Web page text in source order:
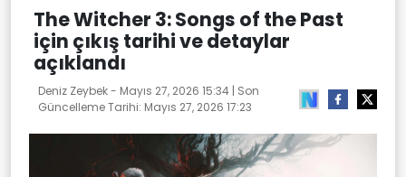
The Witcher 3: Songs of the Past
için çıkış tarihi ve detaylar
açıklandı
Deniz Zeybek - Mayıs 27, 2026 15:34 | Son
Güncelleme Tarihi: Mayıs 27, 2026 17:23